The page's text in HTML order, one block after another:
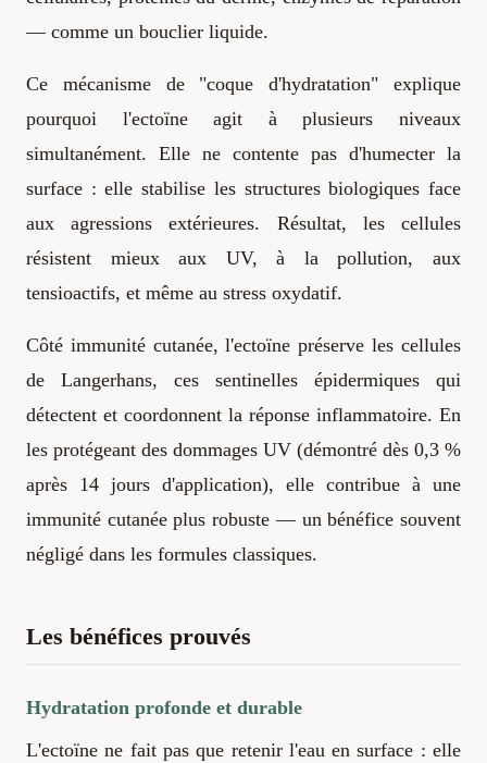
— comme un bouclier liquide.
Ce mécanisme de "coque d'hydratation" explique
pourquoi l'ectoïne agit à plusieurs niveaux
simultanément. Elle ne contente pas d'humecter la
surface : elle stabilise les structures biologiques face
aux agressions extérieures. Résultat, les cellules
résistent mieux aux UV, à la pollution, aux
tensioactifs, et même au stress oxydatif.
Côté immunité cutanée, l'ectoïne préserve les cellules
de Langerhans, ces sentinelles épidermiques qui
détectent et coordonnent la réponse inflammatoire. En
les protégeant des dommages UV (démontré dès 0,3 %
après 14 jours d'application), elle contribue à une
immunité cutanée plus robuste — un bénéfice souvent
négligé dans les formules classiques.
Les bénéfices prouvés
Hydratation profonde et durable
L'ectoïne ne fait pas que retenir l'eau en surface : elle